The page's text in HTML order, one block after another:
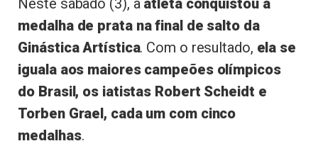
medalha de prata na final de salto da
Ginástica Artística. Com o resultado, ela se
iguala aos maiores campeões olímpicos
do Brasil, os iatistas Robert Scheidt e
Torben Grael, cada um com cinco
medalhas.